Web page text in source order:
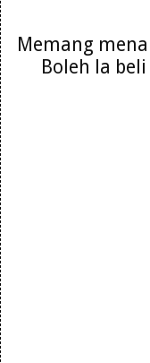
Memang
Boleh la